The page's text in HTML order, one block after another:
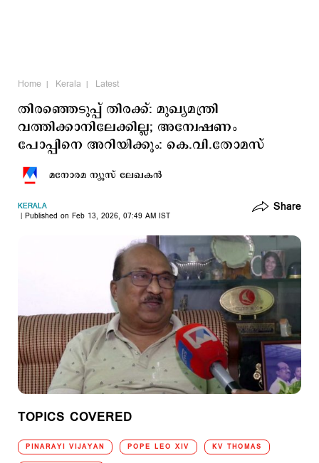
Home Kerala Latest
തിരഞ്ഞെടുപ്പ് തിരക്ക്: മുഖ്യമന്ത്രി
വത്തിക്കാനിലേക്കില്ല; അന്വേഷണം
പോപ്പിനെ അറിയിക്കും: കെ.വി.തോമസ്
മനോരമ ന്യൂസ് ലേഖകന്‍
KERALA
Published on Feb 13, 2026, 07:49 AM IST
Share
TOPICS COVERED
PINARAYI VIJAYAN POPE LEO XIV KV THOMAS